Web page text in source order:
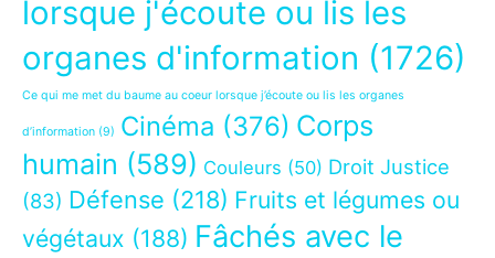
lorsque j'écoute ou lis les
organes d'information (1726)
Ce qui me met du baume au coeur lorsque j’écoute ou lis les organes
d’information (9) Cinéma (376) Corps
humain (589) Couleurs (50) Droit Justice
(83) Défense (218) Fruits et légumes ou
végétaux (188) Fâchés avec le